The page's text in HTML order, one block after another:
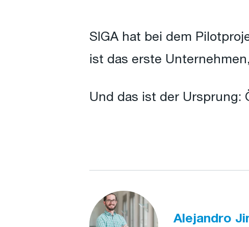
SIGA hat bei dem
ist das erste
Und das ist der Ursprung:
Alejandro